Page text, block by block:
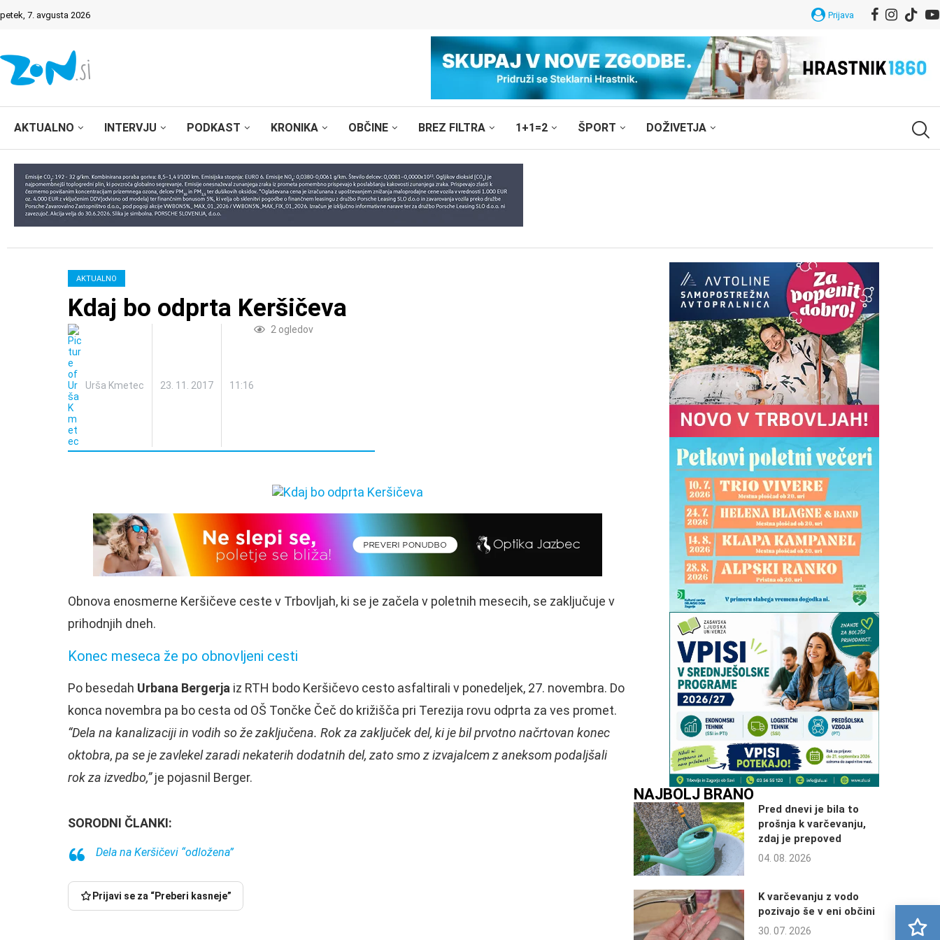
petek, 7. avgusta 2026 Prijava
AKTUALNO INTERVJU PODKAST KRONIKA OBČINE BREZ FILTRA 1+1=2 ŠPORT DOŽIVETJA
AKTUALNO
Kdaj bo odprta Keršičeva
Urša Kmetec 23. 11. 2017 11:16
2 ogledov
Obnova enosmerne Keršičeve ceste v Trbovljah, ki se je začela v poletnih mesecih, se zaključuje v
prihodnjih dneh.
Konec meseca že po obnovljeni cesti
Po besedah Urbana Bergerja iz RTH bodo Keršičevo cesto asfaltirali v ponedeljek, 27. novembra. Do
konca novembra pa bo cesta od OŠ Tončke Čeč do križišča pri Terezija rovu odprta za ves promet.
“Dela na kanalizaciji in vodih so že zaključena. Rok za zaključek del, ki je bil prvotno načrtovan konec
oktobra, pa se je zavlekel zaradi nekaterih dodatnih del, zato smo z izvajalcem z aneksom podaljšali
rok za izvedbo,”je pojasnil Berger.
SORODNI ČLANKI:
Dela na Keršičevi “odložena”
Prijavi se za “Preberi kasneje”
NAJBOLJ BRANO
Pred dnevi je bila to
prošnja k varčevanju,
zdaj je prepoved
04. 08. 2026
K varčevanju z vodo
pozivajo še v eni občini
30. 07. 2026